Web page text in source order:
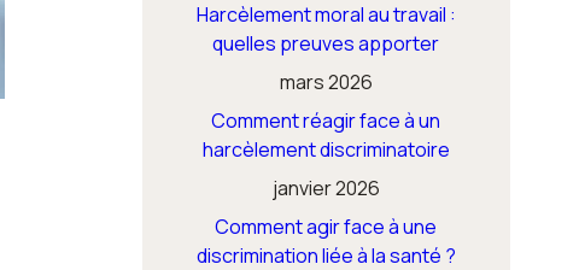
Harcèlement moral au travail :
quelles preuves apporter
mars 2026
Comment réagir face à un
harcèlement discriminatoire
janvier 2026
Comment agir face à une
discrimination liée à la santé ?